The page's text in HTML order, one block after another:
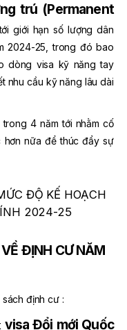
trú (Permanent
giới hạn số lượng dân
2024-25, trong đó bao
dòng visa kỹ năng tay
nhu cầu kỹ năng lâu dài
4 năm tới nhằm cố
hơn nữa để thúc đẩy sự
ĐỊNH CƯ NĂM
định cư :
visa Đổi mới Quốc